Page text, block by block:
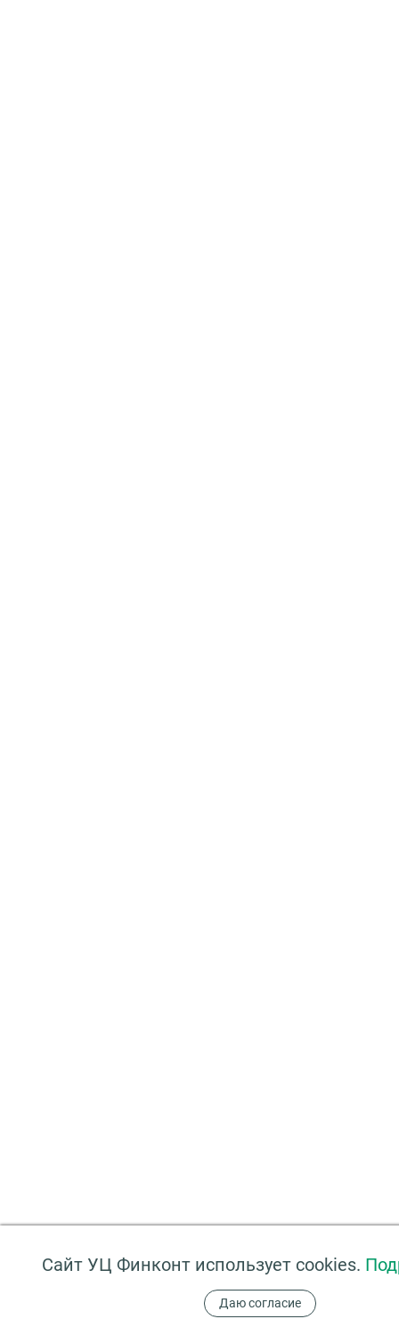
Сайт УЦ Финконт использует cookies.
Даю согласие